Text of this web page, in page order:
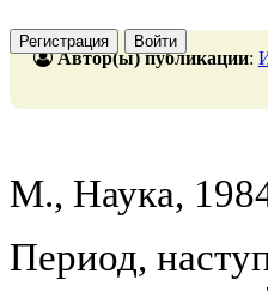
Регистрация Войти
Автор(ы) публикации:
М., Наука,
Период,